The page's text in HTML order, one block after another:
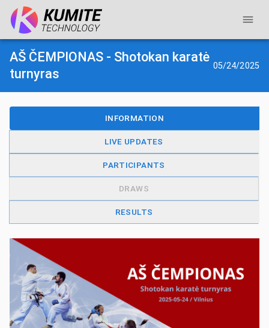
AŠ ČEMPIONAS - Shotokan karatė
turnyras
05/24/2025
INFORMATION
LIVE UPDATES
PARTICIPANTS
DRAWS
RESULTS